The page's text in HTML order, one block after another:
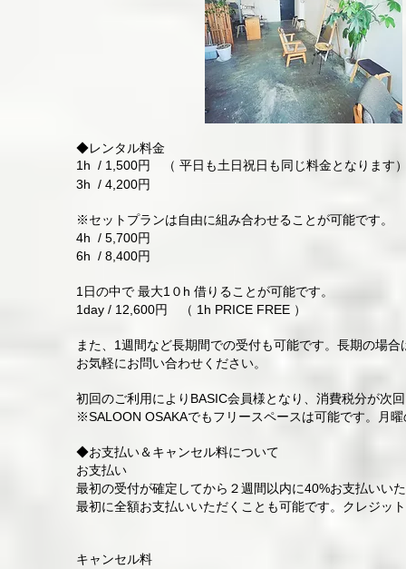
◆レンタル料金
1h / 1 500円 （ 平日も土日祝日も同じ料金となります
3h / 4,200円
※セットプランは自由に組み合わせることが可能です。
4h / 5,700円
6h / 8,400円
1日の中で 最大1０h 借りることが可能です。
1day / 12,600円 （ 1h PRICE FREE ）
また、1週間など長期間での受付も可能です。長期の場
お気軽にお問い合わせください。
初回のご利用によりBASIC会員様となり、消費税分が次
※SALOON OSAKAでもフリースペースは可能です。月
◆お支払い＆キャンセル料について
お支払い
最初の受付が確定してから２週間以内に40%お支払いい
最初に全額お支払いいただくことも可能です。クレジッ
キャンセル料